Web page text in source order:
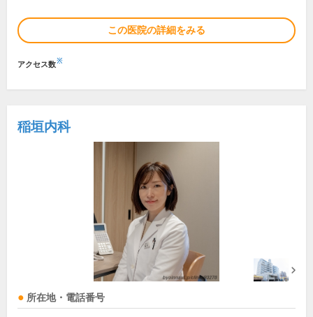
この医院の詳細をみる
アクセス数※
稲垣内科
所在地・電話番号